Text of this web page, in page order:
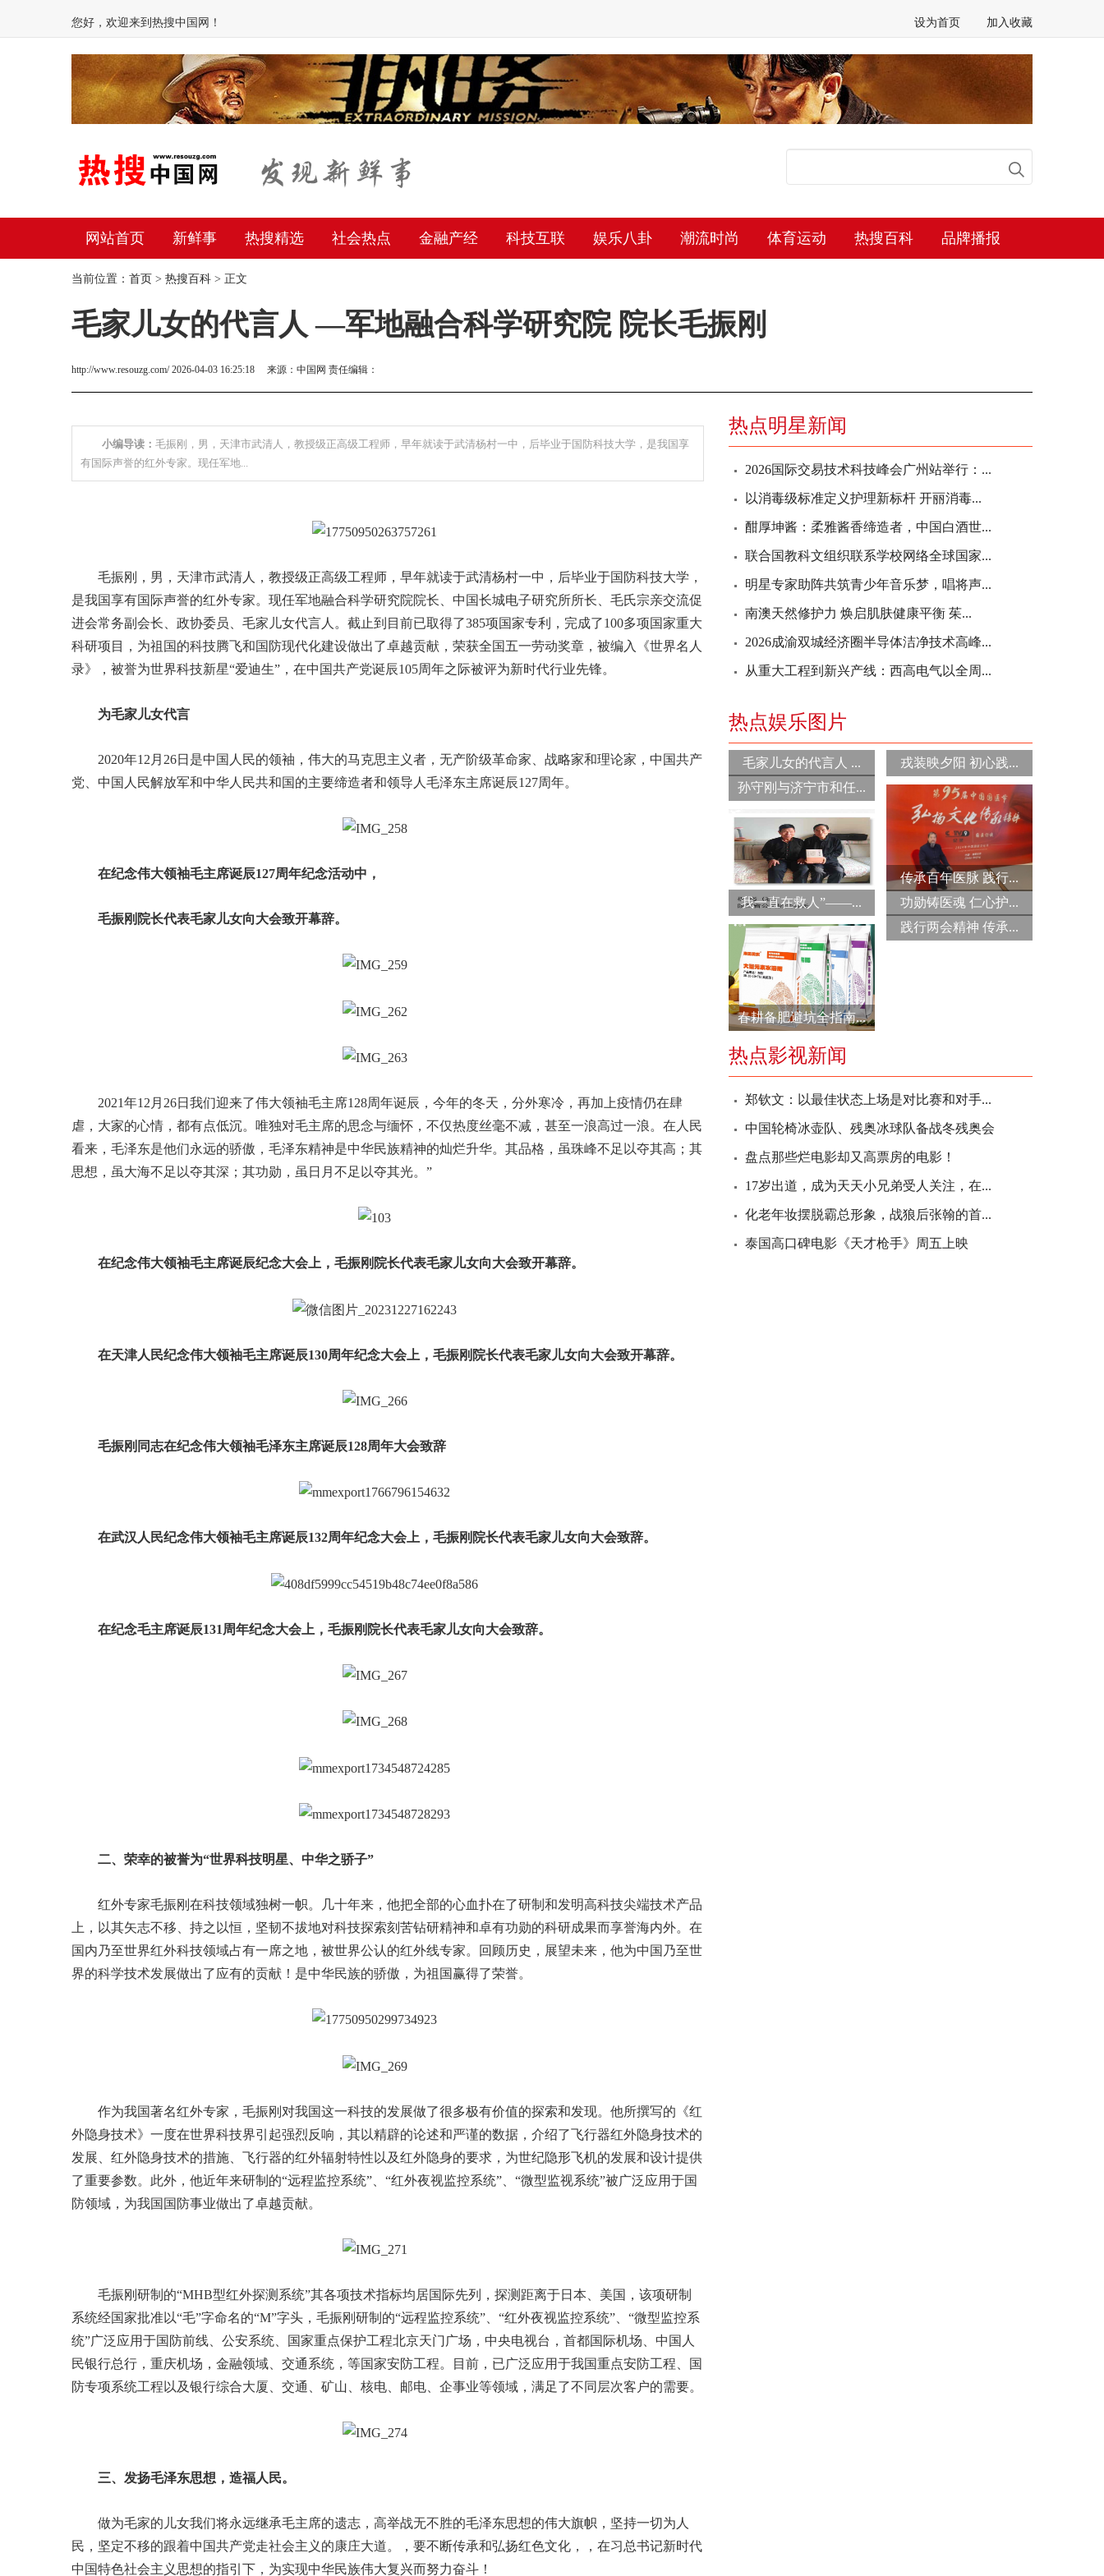
您好，欢迎来到热搜中国网！ 设为首页 加入收藏
网站首页 新鲜事 热搜精选 社会热点 金融产经 科技互联 娱乐八卦 潮流时尚 体育运动 热搜百科 品牌播报
当前位置： 首页 > 热搜百科 > 正文
毛家儿女的代言人 —军地融合科学研究院 院长毛振刚
http://www.resouzg.com/ 2026-04-03 16:25:18 来源：中国网 责任编辑：
小编导读： 毛振刚，男，天津市武清人，教授级正高级工程师，早年就读于武清杨村一中，后毕业于国防科技大学，是我国享
有国际声誉的红外专家。现任军地...
毛振刚，男，天津市武清人，教授级正高级工程师，早年就读于武清杨村一中，后毕业于国防科技大学，
是我国享有国际声誉的红外专家。现任军地融合科学研究院院长、中国长城电子研究所所长、毛氏宗亲交流促
进会常务副会长、政协委员、毛家儿女代言人。截止到目前已取得了385项国家专利，完成了100多项国家重大
科研项目，为祖国的科技腾飞和国防现代化建设做出了卓越贡献，荣获全国五一劳动奖章，被编入《世界名人
录》，被誉为世界科技新星“爱迪生”，在中国共产党诞辰105周年之际被评为新时代行业先锋。
为毛家儿女代言
2020年12月26日是中国人民的领袖，伟大的马克思主义者，无产阶级革命家、战略家和理论家，中国共产
党、中国人民解放军和中华人民共和国的主要缔造者和领导人毛泽东主席诞辰127周年。
在纪念伟大领袖毛主席诞辰127周年纪念活动中，
毛振刚院长代表毛家儿女向大会致开幕辞。
2021年12月26日我们迎来了伟大领袖毛主席128周年诞辰，今年的冬天，分外寒冷，再加上疫情仍在肆
虐，大家的心情，都有点低沉。唯独对毛主席的思念与缅怀，不仅热度丝毫不减，甚至一浪高过一浪。在人民
看来，毛泽东是他们永远的骄傲，毛泽东精神是中华民族精神的灿烂升华。其品格，虽珠峰不足以夺其高；其
思想，虽大海不足以夺其深；其功勋，虽日月不足以夺其光。”
在纪念伟大领袖毛主席诞辰纪念大会上，毛振刚院长代表毛家儿女向大会致开幕辞。
在天津人民纪念伟大领袖毛主席诞辰130周年纪念大会上，毛振刚院长代表毛家儿女向大会致开幕辞。
毛振刚同志在纪念伟大领袖毛泽东主席诞辰128周年大会致辞
在武汉人民纪念伟大领袖毛主席诞辰132周年纪念大会上，毛振刚院长代表毛家儿女向大会致辞。
在纪念毛主席诞辰131周年纪念大会上，毛振刚院长代表毛家儿女向大会致辞。
二、荣幸的被誉为“世界科技明星、中华之骄子”
红外专家毛振刚在科技领域独树一帜。几十年来，他把全部的心血扑在了研制和发明高科技尖端技术产品
上，以其矢志不移、持之以恒，坚韧不拔地对科技探索刻苦钻研精神和卓有功勋的科研成果而享誉海内外。在
国内乃至世界红外科技领域占有一席之地，被世界公认的红外线专家。回顾历史，展望未来，他为中国乃至世
界的科学技术发展做出了应有的贡献！是中华民族的骄傲，为祖国赢得了荣誉。
作为我国著名红外专家，毛振刚对我国这一科技的发展做了很多极有价值的探索和发现。他所撰写的《红
外隐身技术》一度在世界科技界引起强烈反响，其以精辟的论述和严谨的数据，介绍了飞行器红外隐身技术的
发展、红外隐身技术的措施、飞行器的红外辐射特性以及红外隐身的要求，为世纪隐形飞机的发展和设计提供
了重要参数。此外，他近年来研制的“远程监控系统”、“红外夜视监控系统”、“微型监视系统”被广泛应用于国
防领域，为我国国防事业做出了卓越贡献。
毛振刚研制的“MHB型红外探测系统”其各项技术指标均居国际先列，探测距离于日本、美国，该项研制
系统经国家批准以“毛”字命名的“M”字头，毛振刚研制的“远程监控系统”、“红外夜视监控系统”、“微型监控系
统”广泛应用于国防前线、公安系统、国家重点保护工程北京天门广场，中央电视台，首都国际机场、中国人
民银行总行，重庆机场，金融领域、交通系统，等国家安防工程。目前，已广泛应用于我国重点安防工程、国
防专项系统工程以及银行综合大厦、交通、矿山、核电、邮电、企事业等领域，满足了不同层次客户的需要。
三、发扬毛泽东思想，造福人民。
做为毛家的儿女我们将永远继承毛主席的遗志，高举战无不胜的毛泽东思想的伟大旗帜，坚持一切为人
民，坚定不移的跟着中国共产党走社会主义的康庄大道。，要不断传承和弘扬红色文化，，在习总书记新时代
中国特色社会主义思想的指引下，为实现中华民族伟大复兴而努力奋斗！
热点明星新闻
2026国际交易技术科技峰会广州站举行：...
以消毒级标准定义护理新标杆 开丽消毒...
酣厚坤酱：柔雅酱香缔造者，中国白酒世...
联合国教科文组织联系学校网络全球国家...
明星专家助阵共筑青少年音乐梦，唱将声...
南澳天然修护力 焕启肌肤健康平衡 茱...
2026成渝双城经济圈半导体洁净技术高峰...
从重大工程到新兴产线：西高电气以全周...
热点娱乐图片
毛家儿女的代言人 ...
戎装映夕阳 初心践...
孙守刚与济宁市和任...
传承百年医脉 践行...
我一直在救人”——...
功勋铸医魂 仁心护...
春耕备肥避坑全指南...
践行两会精神 传承...
热点影视新闻
郑钦文：以最佳状态上场是对比赛和对手...
中国轮椅冰壶队、残奥冰球队备战冬残奥会
盘点那些烂电影却又高票房的电影！
17岁出道，成为天天小兄弟受人关注，在...
化老年妆摆脱霸总形象，战狼后张翰的首...
泰国高口碑电影《天才枪手》周五上映